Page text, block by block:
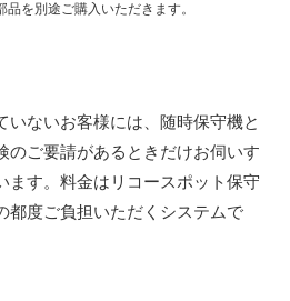
を別途ご購入いただきます。
いないお客様には、随時保守機と
のご要請があるときだけお伺いす
ます。料金はリコースポット保守
都度ご負担いただくシステムで